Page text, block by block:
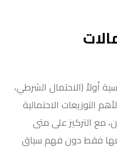
أولاً (الاحتمال الشرطي،
التوزيعات الاحتمالية
مع التركيز على متى
فقط دون فهم سياق